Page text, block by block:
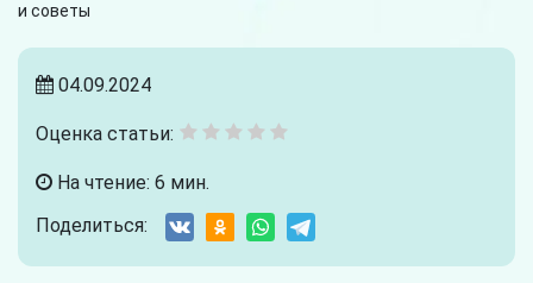
и советы
04.09.2024
Оценка статьи:
На чтение: 6 мин.
Поделиться: